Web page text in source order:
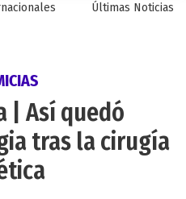
Últimas Noticias
| Así quedó
tras la cirugía